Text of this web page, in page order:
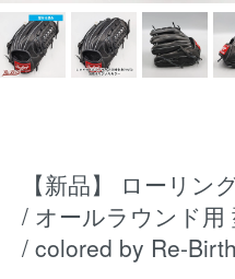
【新品】 ローリン
/ オールラウンド用
/ colored by Re-